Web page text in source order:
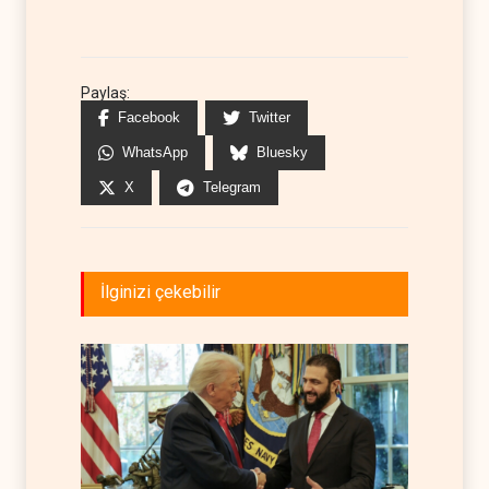
Paylaş:
Facebook Twitter
WhatsApp Bluesky
X Telegram
İlginizi çekebilir